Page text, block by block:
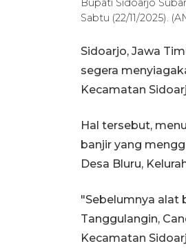
Bupati Sidoarjo
Sabtu (22/11/2025).
Sidoarjo, Jawa
segera
Kecamatan
Hal tersebut,
banjir yang
Desa Bluru,
"Sebelumnya alat
Tanggulangin,
Kecamatan